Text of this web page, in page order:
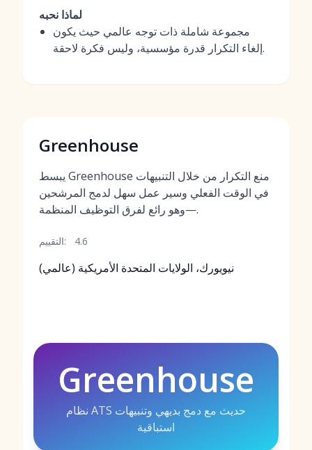
لماذا نحبه
مجموعة شاملة ذات توجه عالمي حيث يكون
إلغاء التكرار قدرة مؤسسية، وليس فكرة لاحقة.
Greenhouse
يبسط Greenhouse منع التكرار من خلال التنبيهات
في الوقت الفعلي وسير عمل سهل لدمج المرشحين
—وهو رائع لفرق التوظيف المنظمة.
التقييم: 4.6
نيويورك، الولايات المتحدة الأمريكية (عالمي)
Greenhouse
نظام ATS حديث مع دمج بديهي وتنبيهات
استباقية